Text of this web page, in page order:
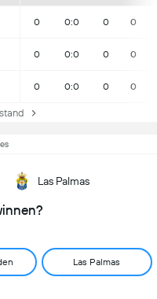
0 0:0 0 0
0 0:0 0 0
0 0:0 0 0
Las Palmas
Las Palmas